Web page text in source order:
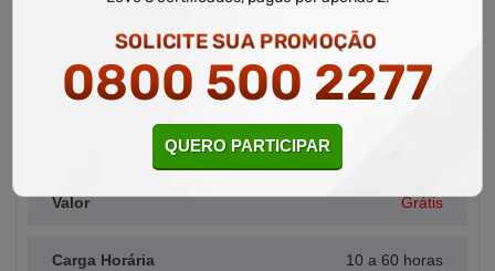
Área Relacionada Contabilidade
Alunos Matriculados
Valor Grátis
Carga Horária 10 a 60 horas
Curso Livre de Elementos Fundamentais do Estado
SOLICITE SUA PROMOÇÃO
0800 500 2277
QUERO PARTICIPAR